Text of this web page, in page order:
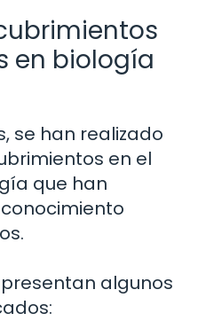
en biología
se han realizado
en el
que han
algunos